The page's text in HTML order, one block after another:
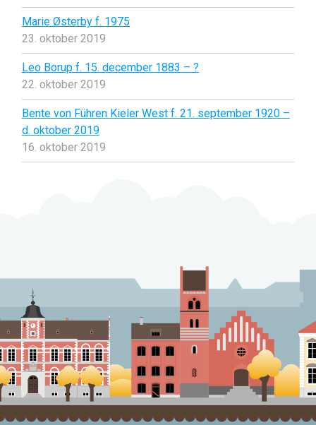
Marie Østerby f. 1975
23. oktober 2019
Leo Borup f. 15. december 1883 – ?
22. oktober 2019
Bente von Führen Kieler West f. 21. september 1920 –
d. oktober 2019
16. oktober 2019